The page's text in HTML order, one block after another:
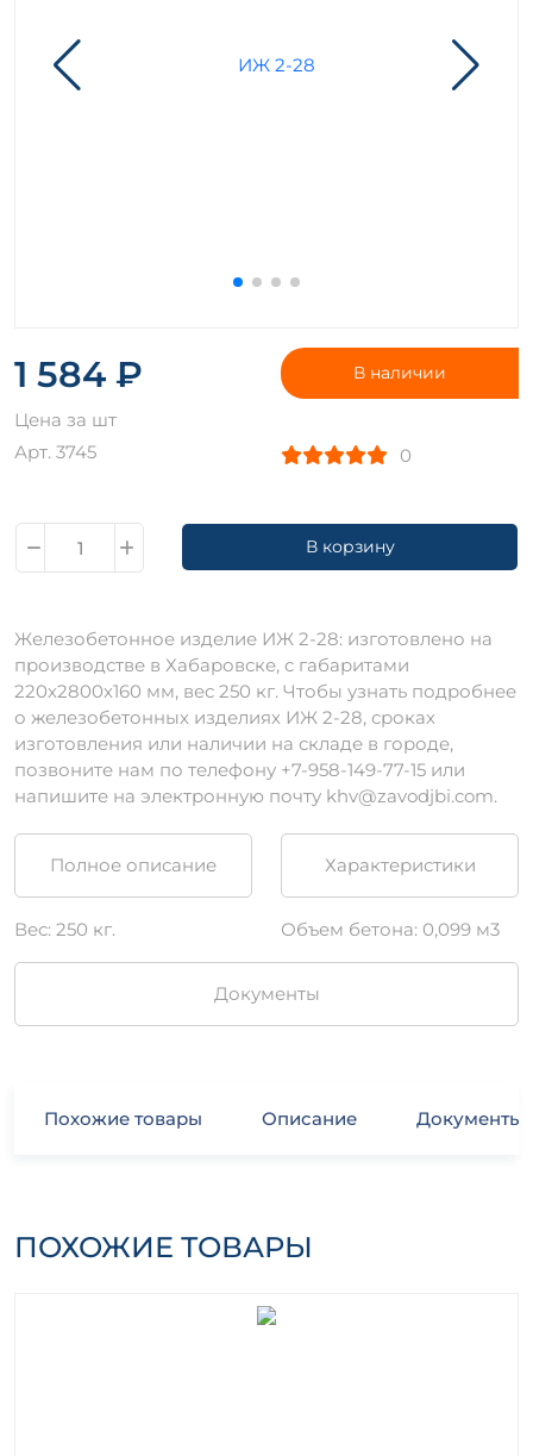
1 584 ₽
Цена за шт
Арт. 3745
В наличии
0
В корзину
Железобетонное изделие ИЖ 2-28: изготовлено на
производстве в Хабаровске, c габаритами
220х2800х160 мм, вес 250 кг. Чтобы узнать подробнее
о железобетонных изделиях ИЖ 2-28, сроках
изготовления или наличии на складе в городе,
позвоните нам по телефону +7-958-149-77-15 или
напишите на электронную почту khv@zavodjbi.com.
Полное описание Характеристики
Вес: 250 кг. Объем бетона: 0,099 м3
Документы
Похожие товары Описание Документы
ПОХОЖИЕ ТОВАРЫ